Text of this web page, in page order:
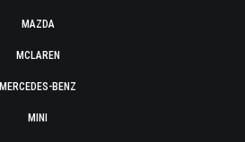
MAZDA
MCLAREN
MERCEDES-BENZ
MINI